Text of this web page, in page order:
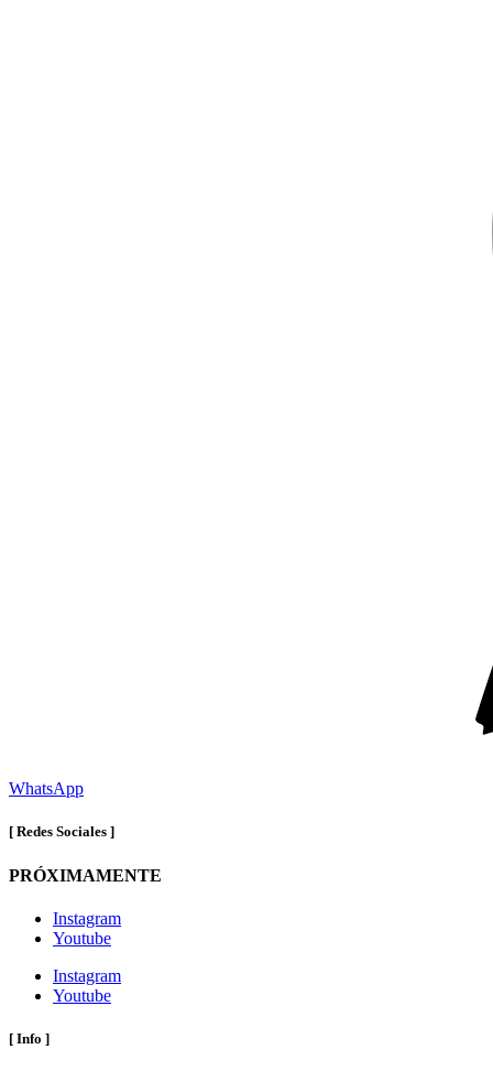
WhatsApp
[ Redes Sociales ]
PRÓXIMAMENTE
Instagram
Youtube
Instagram
Youtube
[ Info ]